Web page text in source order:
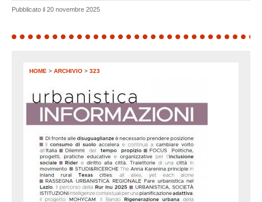
Pubblicato il 20 novembre 2025
HOME > ARCHIVIO > 323